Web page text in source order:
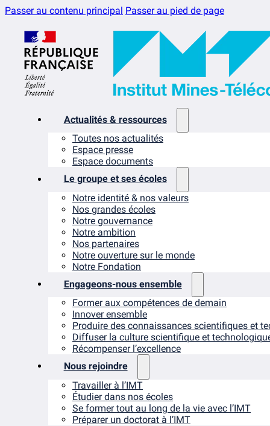
Passer au contenu principal Passer au pied de page
Actualités & ressources
Toutes nos actualités
Espace presse
Espace documents
Le groupe et ses écoles
Notre identité & nos valeurs
Nos grandes écoles
Notre gouvernance
Notre ambition
Nos partenaires
Notre ouverture sur le monde
Notre Fondation
Engageons-nous ensemble
Former aux compétences de demain
Innover ensemble
Produire des connaissances scientifiques et
Diffuser la culture scientifique et
Récompenser l’excellence
Nous rejoindre
Travailler à l’IMT
Étudier dans nos écoles
Se former tout au long de la vie avec l’IMT
Préparer un doctorat à l’IMT